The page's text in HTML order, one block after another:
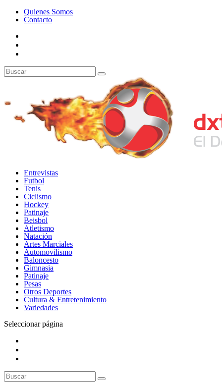
Quienes Somos
Contacto
Entrevistas
Futbol
Tenis
Ciclismo
Hockey
Patinaje
Beisbol
Atletismo
Natación
Artes Marciales
Automovilismo
Baloncesto
Gimnasia
Patinaje
Pesas
Otros Deportes
Cultura & Entretenimiento
Variedades
Seleccionar página